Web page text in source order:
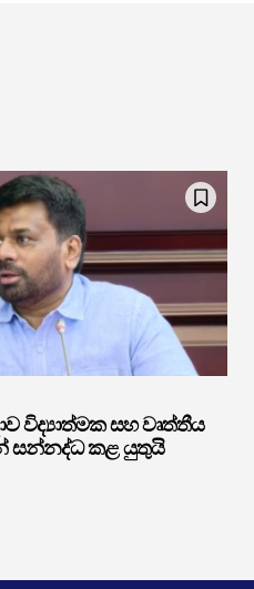
විද්‍යාත්මක සහ වෘත්තීය
සන්නද්ධ කළ යුතුයි